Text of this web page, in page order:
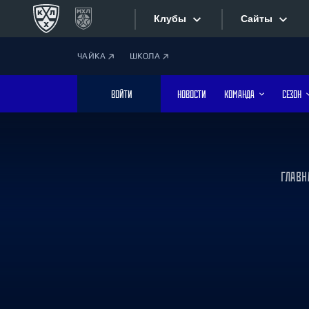
Клубы
Дивизион Боброва
Лада
Сайты
ЧАЙКА ШКОЛА
ВОЙТИ НОВОСТИ КОМАНДА СЕЗОН